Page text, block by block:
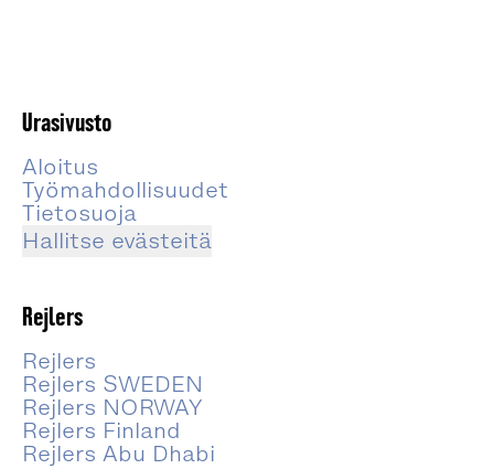
Urasivusto
Aloitus
Työmahdollisuudet
Tietosuoja
Hallitse evästeitä
Rejlers
Rejlers
Rejlers SWEDEN
Rejlers NORWAY
Rejlers Finland
Rejlers Abu Dhabi